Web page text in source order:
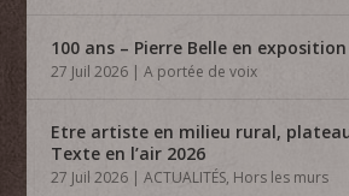
100 ans – Pierre Belle en exposition
27 Juil 2026 |A portée de voix
Etre artiste en milieu rural,
Texte en l’air 2026
27 Juil 2026 |ACTUALITÉS, Hors les murs